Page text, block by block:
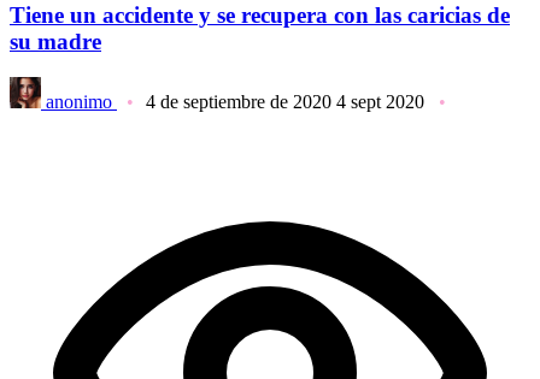
Tiene un accidente y se recupera con las caricias de
su madre
anonimo 4 de septiembre de 2020 4 sept 2020